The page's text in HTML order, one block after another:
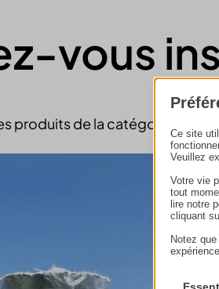
vous
produits de la catégorie
Ce site
Veuillez
Votre vie
tout
lire notre
cliquant
Notez